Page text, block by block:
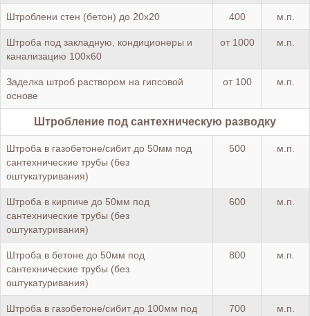
Штроблени стен (бетон) до 20х20 400 м.п.
Штроба под закладную, кондиционеры и
канализацию 100х60
от 1000 м.п.
Заделка штроб раствором на гипсовой
основе
от 100 м.п.
Штробление под сантехническую разводку
Штроба в газобетоне/сибит до 50мм под
сантехнические трубы (без
оштукатуривания)
500 м.п.
Штроба в кирпиче до 50мм под
сантехнические трубы (без
оштукатуривания)
600 м.п.
Штроба в бетоне до 50мм под
сантехнические трубы (без
оштукатуривания)
800 м.п.
Штроба в газобетоне/сибит до 100мм под
700 м.п.